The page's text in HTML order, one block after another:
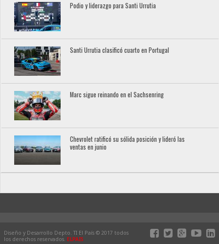
Podio y liderazgo para Santi Urrutia
Santi Urrutia clasificó cuarto en Portugal
Marc sigue reinando en el Sachsenring
Chevrolet ratificó su sólida posición y lideró las
ventas en junio
Diseño y Desarrollo Depto. TI El País © 2017 todos
los derechos reservados. ELPAIS